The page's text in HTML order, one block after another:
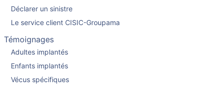
Déclarer un sinistre
Le service client CISIC-Groupama
Témoignages
Adultes implantés
Enfants implantés
Vécus spécifiques